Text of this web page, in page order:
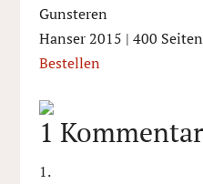
Gunsteren
Hanser 2015 | 400
Bestellen
1 Kommentar